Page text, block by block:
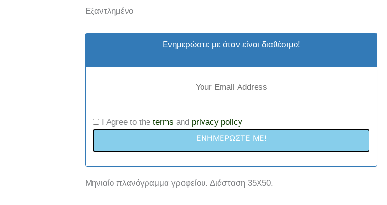
Εξαντλημένο
Ενημερώστε με όταν είναι διαθέσιμο!
I Agree to theterms and privacy policy
ΕΝΗΜΕΡΏΣΤΕ ΜΕ!
Μηνιαίο πλανόγραμμα γραφείου. Διάσταση 35Χ50.